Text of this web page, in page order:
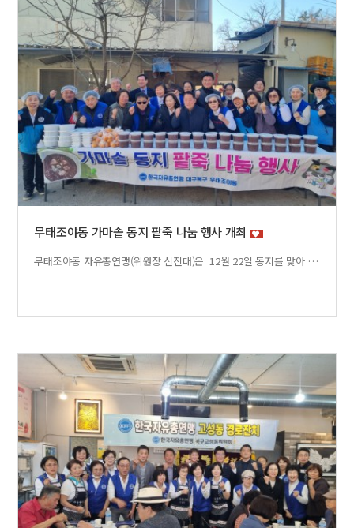
무태조야동 가마솥 동지 팥죽 나눔 행사 개최
무태조야동 자유총연맹(위원장 신진대)은 12월 22일 동지를 맞아 ‘가마솥 동지팥죽 나눔행사’를 진행하며 가마솥에 정성껏 쑨 팥죽과 시루떡, 과일등을 준비하여 관내 저소득 50세대에 전달하였습니다.